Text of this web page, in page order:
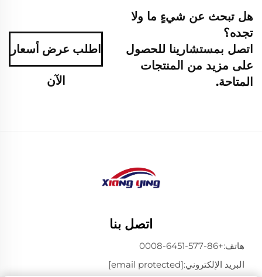
هل تبحث عن شيءٍ ما ولا
تجده؟
اتصل بمستشارينا للحصول
على مزيد من المنتجات
المتاحة.
اطلب عرض أسعار
الآن
اتصل بنا
هاتف:+86-577-6451-0008
البريد الإلكتروني:[email protected]